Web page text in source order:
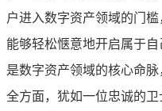
户进入数字资产领域的门
能够轻松惬意地开启属于
是数字资产领域的核心命
全方面，犹如一位忠诚的